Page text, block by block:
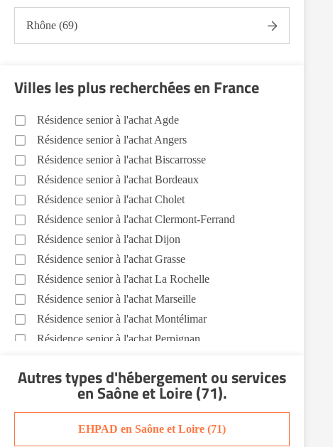
Rhône (69)
Villes les plus recherchées en France
Résidence senior à l'achat Agde
Résidence senior à l'achat Angers
Résidence senior à l'achat Biscarrosse
Résidence senior à l'achat Bordeaux
Résidence senior à l'achat Cholet
Résidence senior à l'achat Clermont-Ferrand
Résidence senior à l'achat Dijon
Résidence senior à l'achat Grasse
Résidence senior à l'achat La Rochelle
Résidence senior à l'achat Marseille
Résidence senior à l'achat Montélimar
Résidence senior à l'achat Perpignan
Résidence senior à l'achat Sainte-Marie
Recherche par ville
Autres types d'hébergement ou services
en Saône et Loire (71).
EHPAD en Saône et Loire (71)